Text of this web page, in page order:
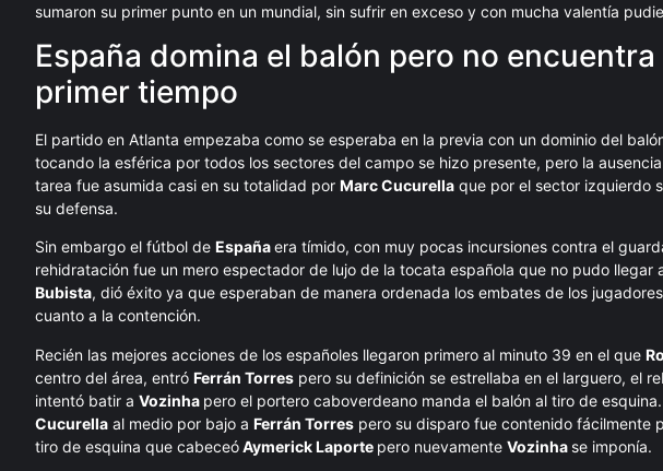
sumaron su primer punto en un mundial, sin sufrir en exceso y con mucha valentía
España domina el balón pero no
primer tiempo
El partido en Atlanta empezaba como se esperaba en la previa con un dominio del
tocando la esférica por todos los sectores del campo se hizo presente, pero la
tarea fue asumida casi en su totalidad por Marc Cucurella que por el sector izquierdo
su defensa.
Sin embargo el fútbol de Españaera tímido, con muy pocas incursiones contra el
rehidratación fue un mero espectador de lujo de la tocata española que no pudo
Bubista, dió éxito ya que esperaban de manera ordenada los embates de los
cuanto a la contención.
Recién las mejores acciones de los españoles llegaron primero al minuto 39 en el que
centro del área, entró Ferrán Torres pero su definición se estrellaba en el larguero, el
intentó batir a Vozinha pero el portero caboverdeano manda el balón al tiro de
Cucurella al medio por bajo a Ferrán Torres pero su disparo fue contenido fácilmente
tiro de esquina que cabeceóAymerick Laporte pero nuevamente Vozinha se imponía.